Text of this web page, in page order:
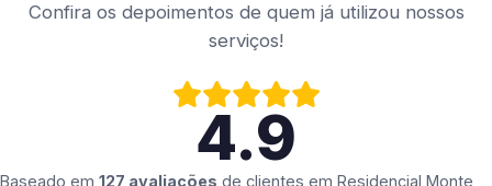
Confira os depoimentos de quem já utilizou nossos
serviços!
4.9
Baseado em 127 avaliações de clientes em Residencial Monte